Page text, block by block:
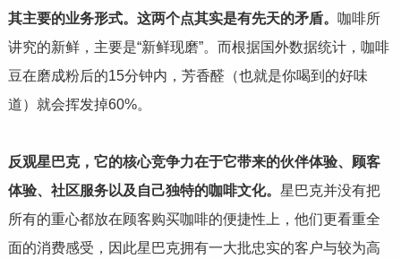
其主要的业务形式。这两个点其实是有先天的矛盾。 咖啡所
讲究的新鲜，主要是“新鲜现磨”。而根据国外数据统计，咖啡
豆在磨成粉后的15分钟内，芳香醛（也就是你喝到的好味
道）就会挥发掉60%。
反观星巴克，它的核心竞争力在于它带来的伙伴体验、顾客
体验、社区服务以及自己独特的咖啡文化。 星巴克并没有把
所有的重心都放在顾客购买咖啡的便捷性上，他们更看重全
面的消费感受，因此星巴克拥有一大批忠实的客户与较为高